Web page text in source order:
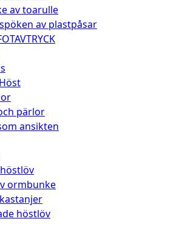
av toarulle
av plastpåsar
pärlor
ansikten
ormbunke
höstlöv